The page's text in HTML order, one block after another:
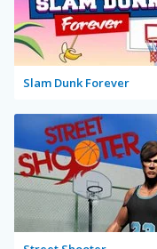
Slam Dunk Forever